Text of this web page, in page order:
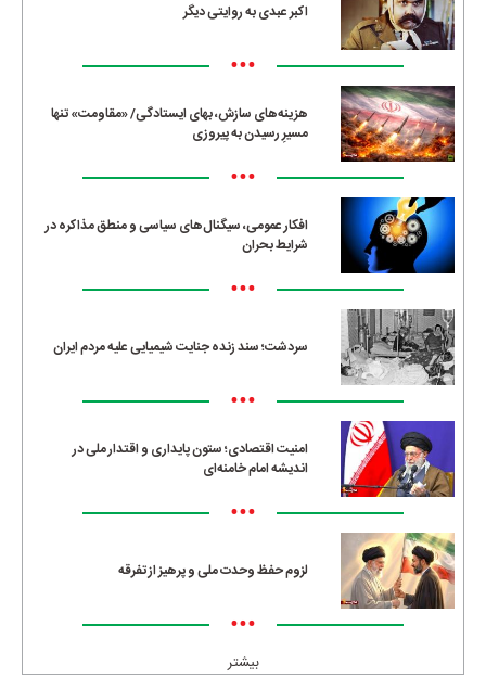
اکبر عبدی به روایتی دیگر
•••
هزینه‌های سازش، بهای ایستادگی/ «مقاومت» تنها
مسیرِ رسیدن به پیروزی
•••
افکار عمومی، سیگنال‌های سیاسی و منطق مذاکره در
شرایط بحران
•••
سردشت؛ سند زنده جنایت شیمیایی علیه مردم ایران
•••
امنیت اقتصادی؛ ستون پایداری و اقتدار ملی در
اندیشه امام خامنه‌ای
•••
لزوم حفظ وحدت ملی و پرهیز از تفرقه
•••
بیشتر